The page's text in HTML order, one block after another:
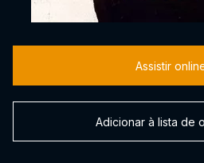
Assistir
Adicionar à lista de